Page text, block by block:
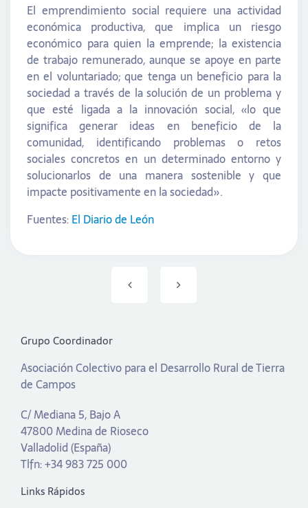
El emprendimiento social requiere una actividad
económica productiva, que implica un riesgo
económico para quien la emprende; la existencia
de trabajo remunerado, aunque se apoye en parte
en el voluntariado; que tenga un beneficio para la
sociedad a través de la solución de un problema y
que esté ligada a la innovación social, «lo que
significa generar ideas en beneficio de la
comunidad, identificando problemas o retos
sociales concretos en un determinado entorno y
solucionarlos de una manera sostenible y que
impacte positivamente en la sociedad».
Fuentes:El Diario de León
Grupo Coordinador
Asociación Colectivo para el Desarrollo Rural de Tierra
de Campos
C/ Mediana 5, Bajo A
47800 Medina de Rioseco
Valladolid (España)
Tlfn: +34 983 725 000
Links Rápidos